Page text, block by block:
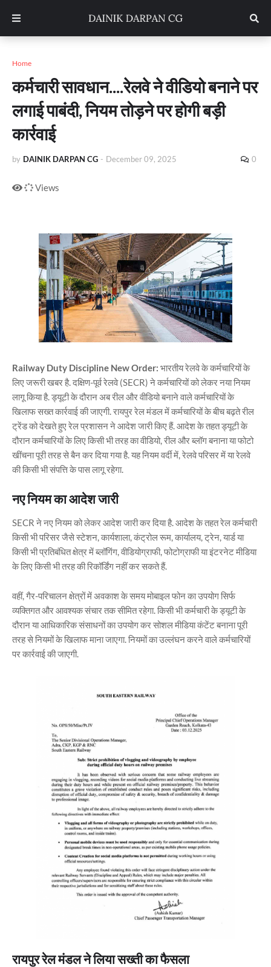
Home
कर्मचारी सावधान....रेलवे ने वीडियो बनाने पर
लगाई पाबंदी, नियम तोड़ने पर होगी बड़ी
कार्रवाई
by DAINIK DARPAN CG - December 09, 2025 0
Views
Railway Duty Discipline New Order: भारतीय रेलवे के कर्मचारियों के
लिए जरूरी खबर है. दक्षिण-पूर्व रेलवे (SECR) ने कर्मचारियों को लेकर नया नियम
लागू किया है. ड्यूटी के दौरान अब रील और वीडियो बनाने वाले कर्मचारियों के
खिलाफ सख्त कार्रवाई की जाएगी. रायपुर रेल मंडल में कर्मचारियों के बीच बढ़ते रील
ट्रेंड को देखते हुए रेल प्रशासन ने आदेश जारी किए हैं. आदेश के तहत ड्यूटी के
दौरान कर्मचारियों के लिए किसी भी तरह का वीडियो, रील और ब्लॉग बनाना या फोटो
खींचना पूरी तरह से बैन कर दिया गया है. यह नियम वर्दी में, रेलवे परिसर में या रेलवे
की किसी भी संपत्ति के पास लागू रहेगा.
नए नियम का आदेश जारी
SECR ने नए नियम को लेकर आदेश जारी कर दिया है. आदेश के तहत रेल कर्मचारी
किसी भी परिसर जैसे स्टेशन, कार्यशाला, कंट्रोल रूम, कार्यालय, ट्रेन, यार्ड या
किसी भी प्रतिबंधित क्षेत्र में ब्लॉगिंग, वीडियोग्राफी, फोटोग्राफी या इंटरनेट मीडिया
के लिए किसी भी तरह की रिकॉर्डिंग नहीं कर सकते हैं.
वहीं, गैर-परिचालन क्षेत्रों में अवकाश के समय मोबाइल फोन का उपयोग सिर्फ
व्यक्तिगत और आवश्यक संचार तक सीमित रहेगा. किसी भी कर्मचारी के ड्यूटी के
दौरान या आधिकारिक संसाधनों का उपयोग कर सोशल मीडिया कंटेंट बनाना पूरी
तरह से नियमों के खिलाफ माना जाएगा. नियमों का उल्लंघन करने वाले कर्मचारियों
पर कार्रवाई की जाएगी.
रायपुर रेल मंडल ने लिया सख्ती का फैसला